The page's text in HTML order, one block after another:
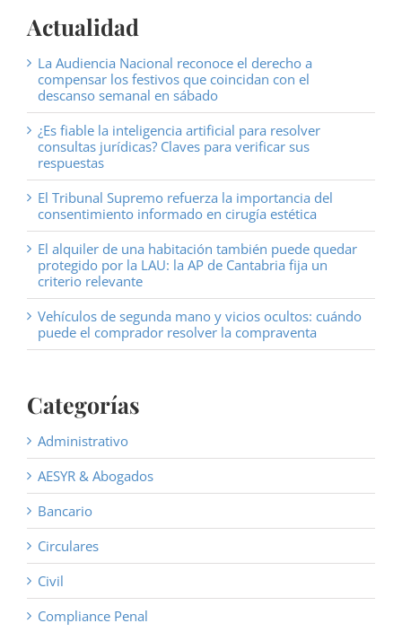
Actualidad
La Audiencia Nacional reconoce el derecho a
compensar los festivos que coincidan con el
descanso semanal en sábado
¿Es fiable la inteligencia artificial para resolver
consultas jurídicas? Claves para verificar sus
respuestas
El Tribunal Supremo refuerza la importancia del
consentimiento informado en cirugía estética
El alquiler de una habitación también puede quedar
protegido por la LAU: la AP de Cantabria fija un
criterio relevante
Vehículos de segunda mano y vicios ocultos: cuándo
puede el comprador resolver la compraventa
Categorías
Administrativo
AESYR & Abogados
Bancario
Circulares
Civil
Compliance Penal